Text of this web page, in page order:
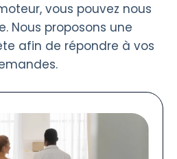
vous pouvez nous
Nous proposons une
afin de répondre à vos